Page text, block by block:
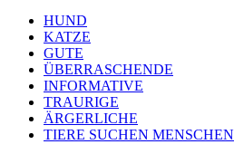
HUND
KATZE
GUTE
ÜBERRASCHENDE
INFORMATIVE
TRAURIGE
ÄRGERLICHE
TIERE SUCHEN MENSCHEN